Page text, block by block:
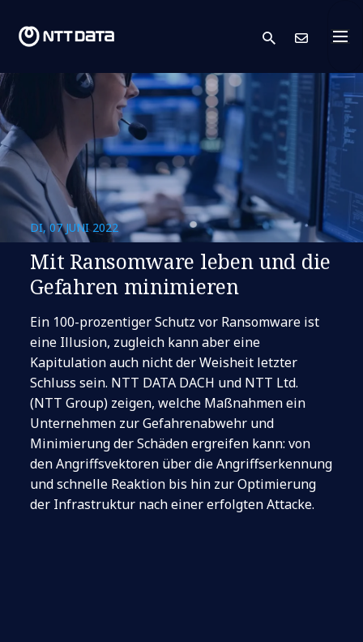
search
DI, 07 JUNI 2022
Mit Ransomware leben und die
Gefahren minimieren
Ein 100-prozentiger Schutz vor Ransomware ist
eine Illusion, zugleich kann aber eine
Kapitulation auch nicht der Weisheit letzter
Schluss sein. NTT DATA DACH und NTT Ltd.
(NTT Group) zeigen, welche Maßnahmen ein
Unternehmen zur Gefahrenabwehr und
Minimierung der Schäden ergreifen kann: von
den Angriffsvektoren über die Angriffserkennung
und schnelle Reaktion bis hin zur Optimierung
der Infrastruktur nach einer erfolgten Attacke.